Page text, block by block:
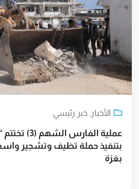
الأخبار ,خبر رئيسي
عملية
بتنفيذ حملة تظيف وتشجير
بغزة